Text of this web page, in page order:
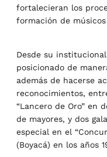
fortalecieran los
formación de
Desde su
posicionado de
además de hacerse
reconocimientos,
“Lancero de Oro” en
de mayores, y dos
especial en el
(Boyacá) en los años